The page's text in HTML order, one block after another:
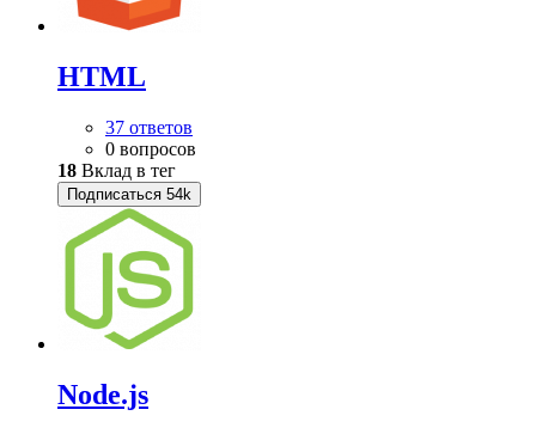
HTML
37 ответов
0 вопросов
18 Вклад в тег
Подписаться 54k
Node.js